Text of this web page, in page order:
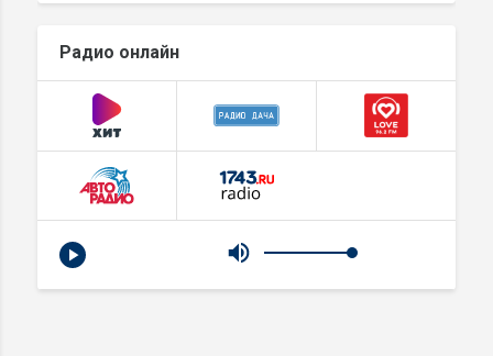
Радио онлайн